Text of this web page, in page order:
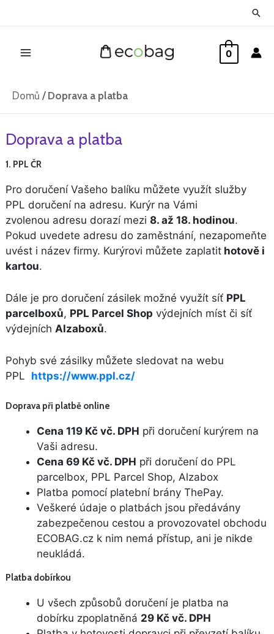
0
Domů / Doprava a platba
Doprava a platba
1. PPL ČR
Pro doručení Vašeho balíku můžete využít služby
PPL doručení na adresu. Kurýr na Vámi
zvolenou adresu dorazí mezi8. až 18. hodinou.
Pokud uvedete adresu do zaměstnání, nezapomeňte
uvést i název firmy. Kurýrovi můžete zaplatit hotově i
kartou.
Dále je pro doručení zásilek možné využít síť PPL
parcelboxů, PPL Parcel Shop výdejních míst či síť
výdejních Alzaboxů.
Pohyb své zásilky můžete sledovat na webu
PPL https://www.ppl.cz/
Doprava při platbě online
Cena 119 Kč vč. DPH při doručení kurýrem na
Vaši adresu.
Cena 69 Kč vč. DPH při doručení do PPL
parcelbox, PPL Parcel Shop, Alzabox
Platba pomocí platební brány ThePay.
Veškeré údaje o platbách jsou předávány
zabezpečenou cestou a provozovatel obchodu
ECOBAG.cz k nim nemá přístup, ani je nikde
neukládá.
Platba dobírkou
U všech způsobů doručení je platba na
dobírku zpoplatněná 29 Kč vč. DPH